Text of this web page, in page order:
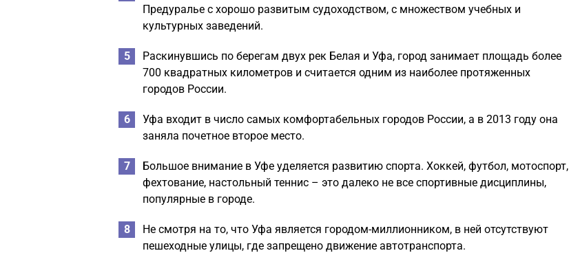
Предуралье с хорошо развитым судоходством, с множеством учебных и
культурных заведений.
Раскинувшись по берегам двух рек Белая и Уфа, город занимает площадь более
700 квадратных километров и считается одним из наиболее протяженных
городов России.
Уфа входит в число самых комфортабельных городов России, а в 2013 году она
заняла почетное второе место.
Большое внимание в Уфе уделяется развитию спорта. Хоккей, футбол, мотоспорт,
фехтование, настольный теннис – это далеко не все спортивные дисциплины,
популярные в городе.
Не смотря на то, что Уфа является городом-миллионником, в ней отсутствуют
пешеходные улицы, где запрещено движение автотранспорта.